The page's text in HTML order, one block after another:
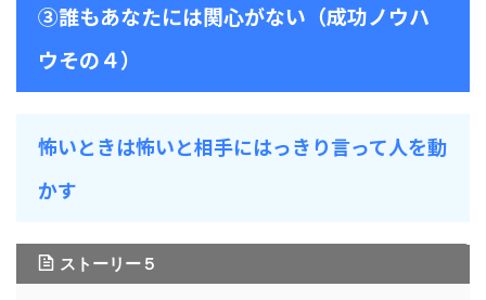
③誰もあなたには関心がない（成功ノウハ
ウその４）
怖いときは怖いと相手にはっきり言って人を動
かす
ストーリー５